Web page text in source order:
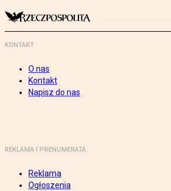
KONTAKT
O nas
Kontakt
Napisz do nas
REKLAMA I PRENUMERATA
Reklama
Ogłoszenia